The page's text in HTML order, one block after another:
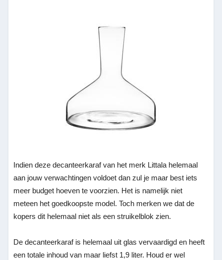
Indien deze decanteerkaraf van het merk Littala helemaal
aan jouw verwachtingen voldoet dan zul je maar best iets
meer budget hoeven te voorzien. Het is namelijk niet
meteen het goedkoopste model. Toch merken we dat de
kopers dit helemaal niet als een struikelblok zien.
De decanteerkaraf is helemaal uit glas vervaardigd en heeft
een totale inhoud van maar liefst 1,9 liter. Houd er wel